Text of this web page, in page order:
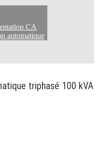
CA
automatique
triphasé 100 kVA